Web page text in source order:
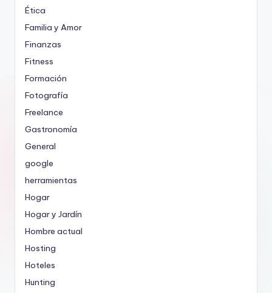
Ética
Familia y Amor
Finanzas
Fitness
Formación
Fotografía
Freelance
Gastronomía
General
google
herramientas
Hogar
Hogar y Jardín
Hombre actual
Hosting
Hoteles
Hunting